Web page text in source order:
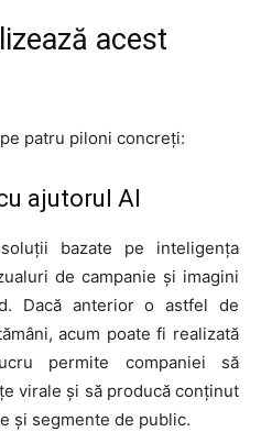
acest
patru piloni concreți:
ajutorul AI
bazate pe inteligența
de campanie și imagini
Dacă anterior o astfel de
acum poate fi realizată
permite companiei să
virale și să producă conținut
și segmente de public.